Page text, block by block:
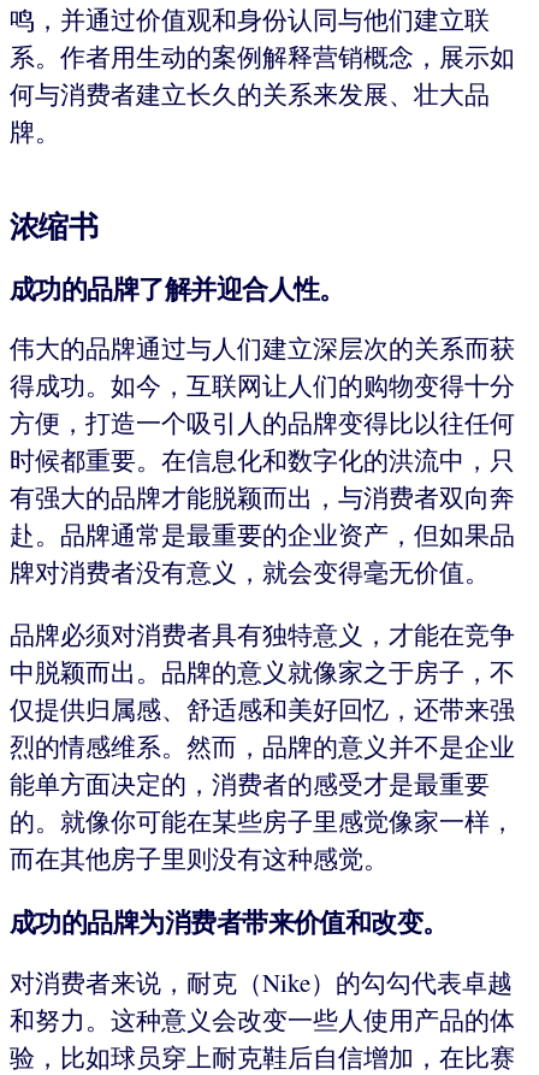
鸣，并通过价值观和身份认同与他们建立联
系。作者用生动的案例解释营销概念，展示如
何与消费者建立长久的关系来发展、壮大品
牌。
浓缩书
成功的品牌了解并迎合人性。
伟大的品牌通过与人们建立深层次的关系而获
得成功。如今，互联网让人们的购物变得十分
方便，打造一个吸引人的品牌变得比以往任何
时候都重要。在信息化和数字化的洪流中，只
有强大的品牌才能脱颖而出，与消费者双向奔
赴。品牌通常是最重要的企业资产，但如果品
牌对消费者没有意义，就会变得毫无价值。
品牌必须对消费者具有独特意义，才能在竞争
中脱颖而出。品牌的意义就像家之于房子，不
仅提供归属感、舒适感和美好回忆，还带来强
烈的情感维系。然而，品牌的意义并不是企业
能单方面决定的，消费者的感受才是最重要
的。就像你可能在某些房子里感觉像家一样，
而在其他房子里则没有这种感觉。
成功的品牌为消费者带来价值和改变。
对消费者来说，耐克（Nike）的勾勾代表卓越
和努力。这种意义会改变一些人使用产品的体
验，比如球员穿上耐克鞋后自信增加，在比赛